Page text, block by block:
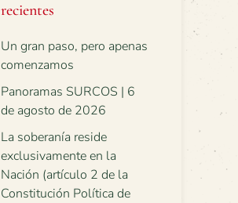
recientes
Un gran paso, pero apenas
comenzamos
Panoramas SURCOS | 6
de agosto de 2026
La soberanía reside
exclusivamente en la
Nación (artículo 2 de la
Constitución Política de